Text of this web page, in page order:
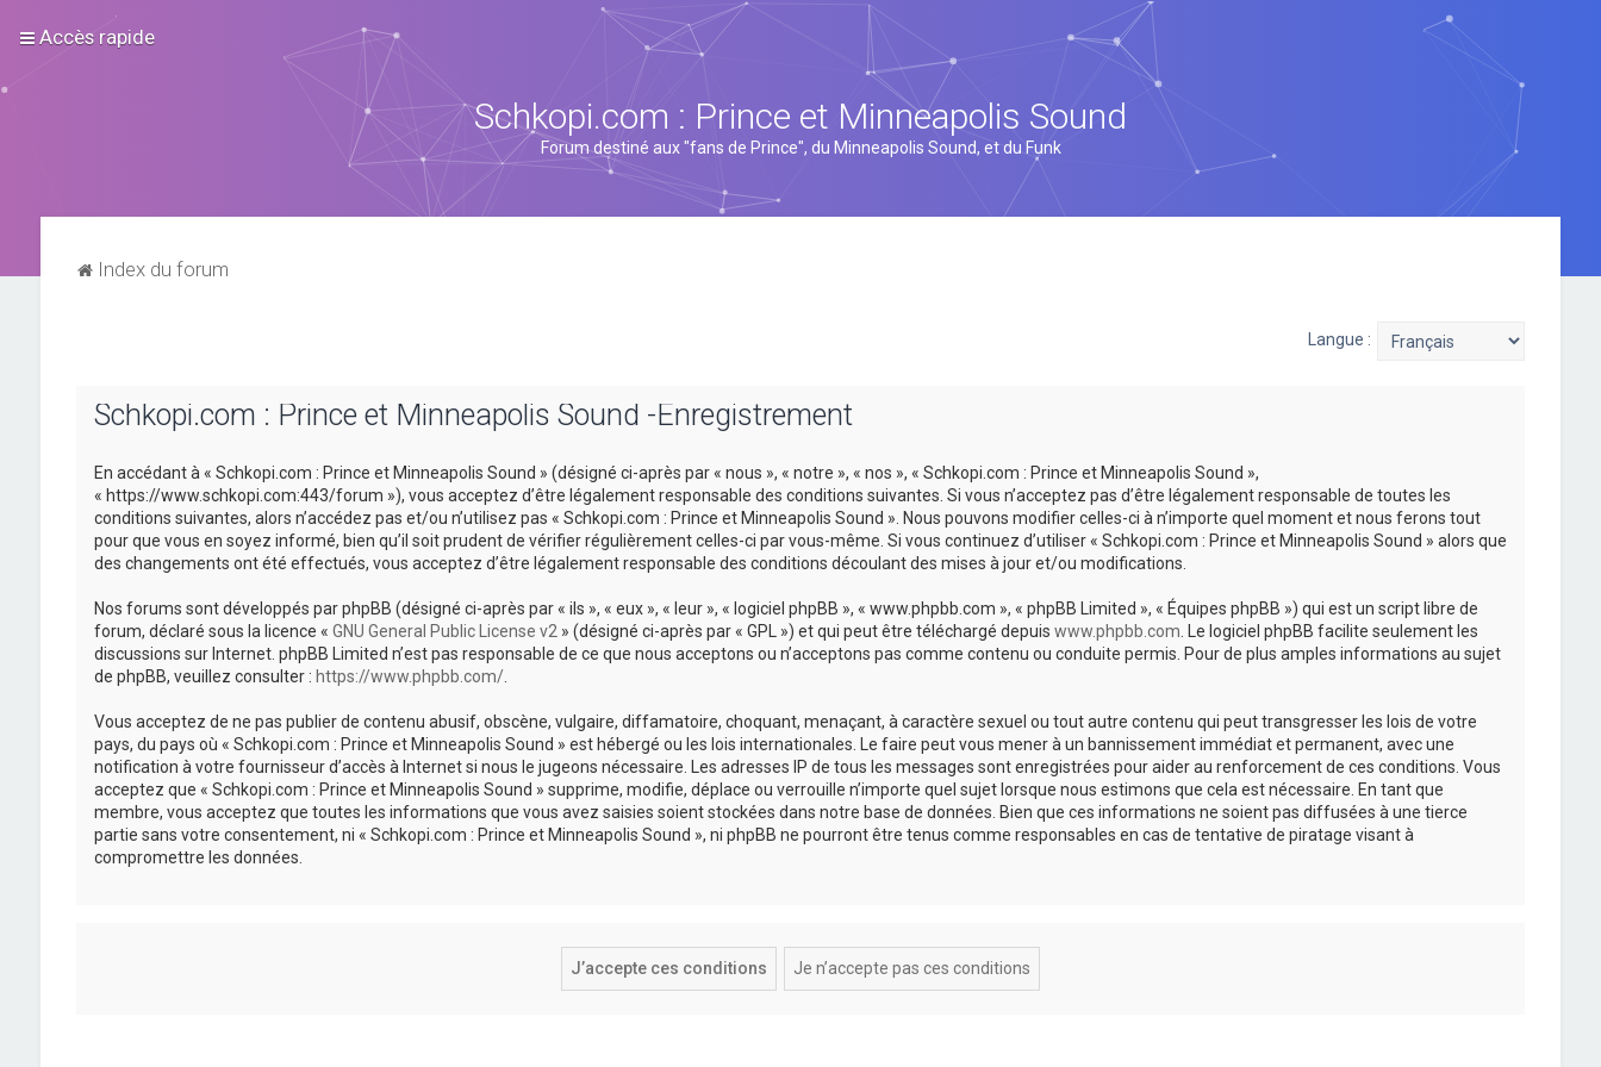
Accès rapide
Schkopi.com : Prince et Minneapolis Sound
Forum destiné aux "fans de Prince", du Minneapolis Sound, et du Funk
Index du forum
Langue :
Schkopi.com : Prince et Minneapolis Sound -Enregistrement
En accédant à « Schkopi.com : Prince et Minneapolis Sound » (désigné ci-après par « nous », « notre », « nos », « Schkopi.com : Prince et Minneapolis Sound »,
« https://www.schkopi.com:443/forum »), vous acceptez d’être légalement responsable des conditions suivantes. Si vous n’acceptez pas d’être légalement responsable de toutes les
conditions suivantes, alors n’accédez pas et/ou n’utilisez pas « Schkopi.com : Prince et Minneapolis Sound ». Nous pouvons modifier celles-ci à n’importe quel moment et nous ferons tout
pour que vous en soyez informé, bien qu’il soit prudent de vérifier régulièrement celles-ci par vous-même. Si vous continuez d’utiliser « Schkopi.com : Prince et Minneapolis Sound » alors que
des changements ont été effectués, vous acceptez d’être légalement responsable des conditions découlant des mises à jour et/ou modifications.
Nos forums sont développés par phpBB (désigné ci-après par « ils », « eux », « leur », « logiciel phpBB », « www.phpbb.com », « phpBB Limited », « Équipes phpBB ») qui est un script libre de
forum, déclaré sous la licence « GNU General Public License v2 » (désigné ci-après par « GPL ») et qui peut être téléchargé depuis www.phpbb.com . Le logiciel phpBB facilite seulement les
discussions sur Internet. phpBB Limited n’est pas responsable de ce que nous acceptons ou n’acceptons pas comme contenu ou conduite permis. Pour de plus amples informations au sujet
de phpBB, veuillez consulter : https://www.phpbb.com/.
Vous acceptez de ne pas publier de contenu abusif, obscène, vulgaire, diffamatoire, choquant, menaçant, à caractère sexuel ou tout autre contenu qui peut transgresser les lois de votre
pays, du pays où « Schkopi.com : Prince et Minneapolis Sound » est hébergé ou les lois internationales. Le faire peut vous mener à un bannissement immédiat et permanent, avec une
notification à votre fournisseur d’accès à Internet si nous le jugeons nécessaire. Les adresses IP de tous les messages sont enregistrées pour aider au renforcement de ces conditions. Vous
acceptez que « Schkopi.com : Prince et Minneapolis Sound » supprime, modifie, déplace ou verrouille n’importe quel sujet lorsque nous estimons que cela est nécessaire. En tant que
membre, vous acceptez que toutes les informations que vous avez saisies soient stockées dans notre base de données. Bien que ces informations ne soient pas diffusées à une tierce
partie sans votre consentement, ni « Schkopi.com : Prince et Minneapolis Sound », ni phpBB ne pourront être tenus comme responsables en cas de tentative de piratage visant à
compromettre les données.